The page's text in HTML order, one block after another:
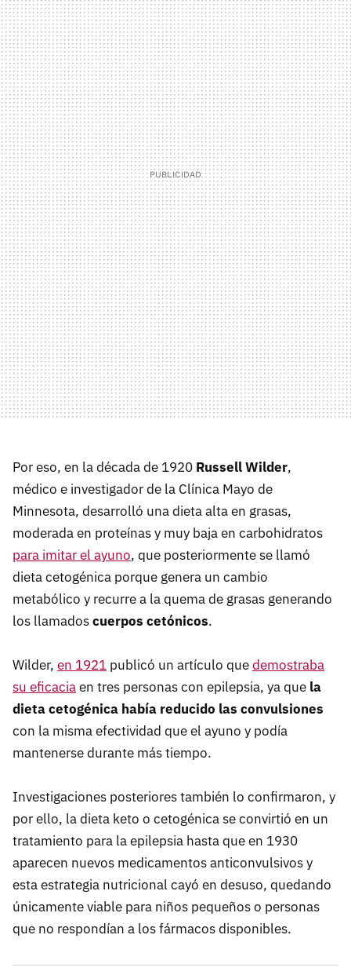
Por eso, en la década de 1920 Russell Wilder,
médico e investigador de la Clínica Mayo de
Minnesota, desarrolló una dieta alta en grasas,
moderada en proteínas y muy baja en carbohidratos
para imitar el ayuno, que posteriormente se llamó
dieta cetogénica porque genera un cambio
metabólico y recurre a la quema de grasas generando
los llamadoscuerpos cetónicos.
Wilder, en 1921 publicó un artículo quedemostraba
su eficaciaen tres personas con epilepsia, ya que la
dieta cetogénica había reducido las convulsiones
con la misma efectividad que el ayuno y podía
mantenerse durante más tiempo.
Investigaciones posteriores también lo confirmaron, y
por ello, la dieta keto o cetogénica se convirtió en un
tratamiento para la epilepsia hasta que en 1930
aparecen nuevos medicamentos anticonvulsivos y
esta estrategia nutricional cayó en desuso, quedando
únicamente viable para niños pequeños o personas
que no respondían a los fármacos disponibles.